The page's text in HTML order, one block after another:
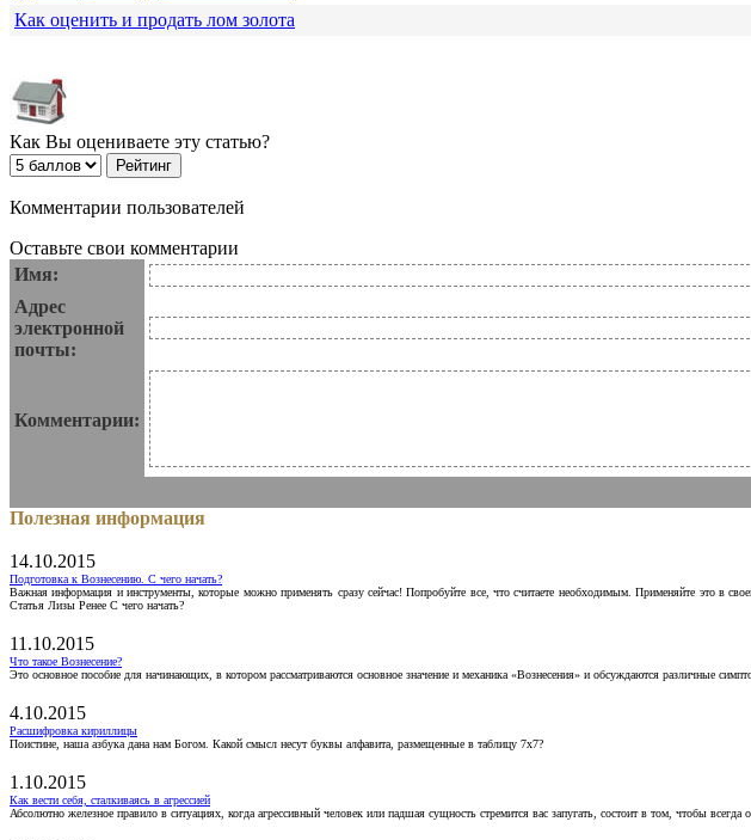
Как оценить и продать лом золота
Как Вы оцениваете эту статью?
Комментарии пользователей
Оставьте свои комментарии
Имя:
Адрес
электронной
почты:
Комментарии:
Полезная информация
14.10.2015
Подготовка к Вознесению. С чего начать?
Важная информация и инструменты, которые можно применять сразу сейчас! Попробуйте все, что считаете необходимым. Применяйте это в
Статья Лизы Ренее С чего начать?
11.10.2015
Что такое Вознесение?
Это основное пособие для начинающих, в котором рассматриваются основное значение и механика «Вознесения» и обсуждаются различные
4.10.2015
Расшифровка кириллицы
Поистине, наша азбука дана нам Богом. Какой смысл несут буквы алфавита, размещенные в таблицу 7х7?
1.10.2015
Как вести себя, сталкиваясь в агрессией
Абсолютно железное правило в ситуациях, когда агрессивный человек или падшая сущность стремится вас запугать, состоит в том, чтобы